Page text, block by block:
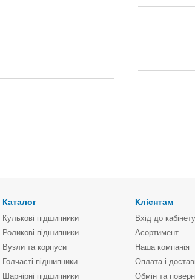
Каталог
Кулькові підшипники
Роликові підшипники
Вузли та корпуси
Голчасті підшипники
Шарнірні підшипники
Клієнтам
Вхід до кабінету
Асортимент
Наша компанія
Оплата і
Обмін та